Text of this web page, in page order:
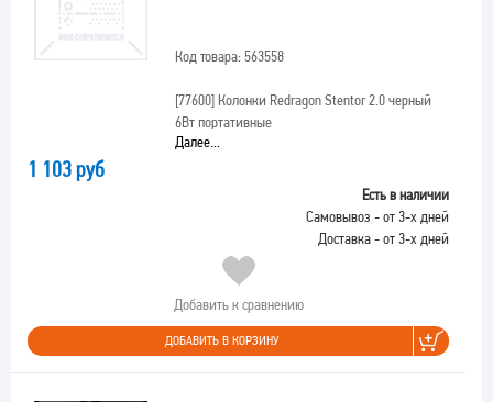
Код товара: 563558
[77600]Колонки Redragon Stentor 2.0 черный
6Вт портативные
Далее...
1 103 руб
Есть в наличии
Самовывоз - от 3-х дней
Доставка - от 3-х дней
Добавить к сравнению
ДОБАВИТЬ В КОРЗИНУ